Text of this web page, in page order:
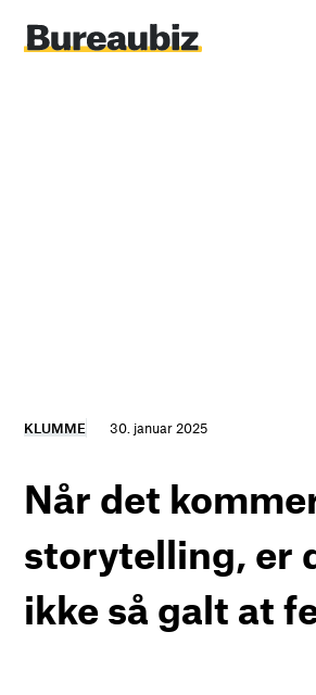
indhold
KLUMME 30. januar 2025
Når det
storytelling, er
ikke så galt at